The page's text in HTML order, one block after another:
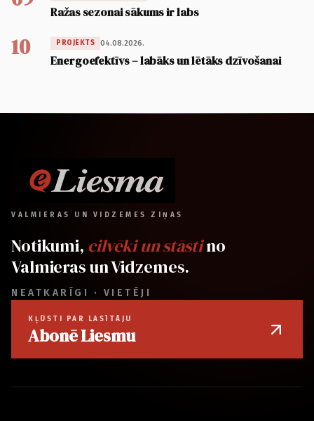
Ražas sezonai sākums ir labs
10 PROJEKTS 04.08.2026.
Energoefektīvs – labāks un lētāks dzīvošanai
VALMIERAS UN VIDZEMES ZIŅAS
Notikumi, cilvēki un stāstino
Valmieras un Vidzemes.
NEATKARĪGI · VIETĒJI
KĻŪSTI PAR LASĪTĀJU
Abonē Liesmu